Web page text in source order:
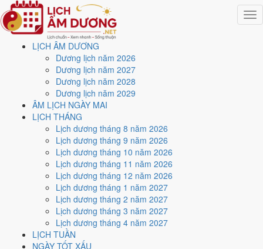
LỊCH ÂM DƯƠNG
Dương lịch năm 2026
Dương lịch năm 2027
Dương lịch năm 2028
Dương lịch năm 2029
ÂM LỊCH NGÀY MAI
LỊCH THÁNG
Lịch dương tháng 8 năm 2026
Lịch dương tháng 9 năm 2026
Lịch dương tháng 10 năm 2026
Lịch dương tháng 11 năm 2026
Lịch dương tháng 12 năm 2026
Lịch dương tháng 1 năm 2027
Lịch dương tháng 2 năm 2027
Lịch dương tháng 3 năm 2027
Lịch dương tháng 4 năm 2027
LỊCH TUẦN
NGÀY TỐT XẤU
Trang chủ
Lịch năm 2026
Tháng 9/2026
Ngày 10/9/2026 (Đinh Hợi)
Xem ngày10/9/2026
lịch - Ngày 29/7 âm lịch
(Đinh Hợi) tốt hay xấu?
Ngày 10/9/2026 dương lịch (Thứ Năm) là ngày 29/7/2026 âm lịch
Đinh Hợi- Chi khắc Can, Trực Bình, Sao Tỉnh, nạp âm Ốc
Thượng Thổ. Tổng hòa, đây làNgày Hungvới điểm trung bình
cho các việc quan trọng. Giờ Hoàng Đạo trong ngày:
Mùi, Tuất, Hợi.